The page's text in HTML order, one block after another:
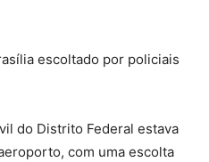
escoltado por policiais
do Distrito Federal estava
com uma escolta